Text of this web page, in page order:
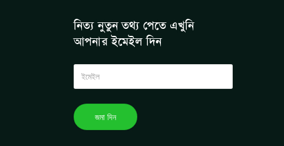
নিত্য নুতুন তথ্য পেতে এখুনি
আপনার ইমেইল দিন